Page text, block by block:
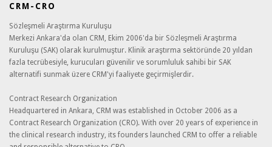
CRM-CRO
Sözleşmeli Araştırma Kuruluşu
Merkezi Ankara'da olan CRM, Ekim 2006'da bir Sözleşmeli Araştırma
Kuruluşu (SAK) olarak kurulmuştur. Klinik araştırma sektöründe 20 yıldan
fazla tecrübesiyle, kurucuları güvenilir ve sorumluluk sahibi bir SAK
alternatifi sunmak üzere CRM'yi faaliyete geçirmişlerdir.
Contract Research Organization
Headquartered in Ankara, CRM was established in October 2006 as a
Contract Research Organization (CRO). With over 20 years of experience in
the clinical research industry, its founders launched CRM to offer a reliable